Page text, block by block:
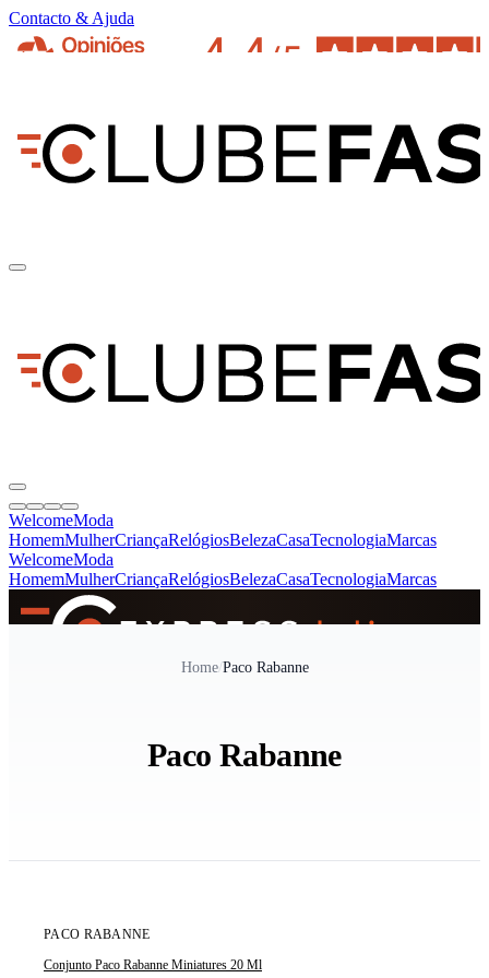
Contacto & Ajuda
WelcomeModa
HomemMulherCriançaRelógiosBelezaCasaTecnologiaMarcas
WelcomeModa
HomemMulherCriançaRelógiosBelezaCasaTecnologiaMarcas
Home/Paco Rabanne
Paco Rabanne
PACO RABANNE
Conjunto Paco Rabanne Miniatures 20 Ml